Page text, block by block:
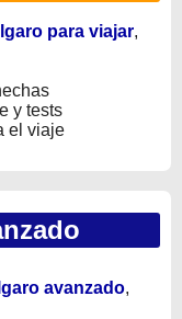
para viajar,
y tests
el viaje
avanzado,